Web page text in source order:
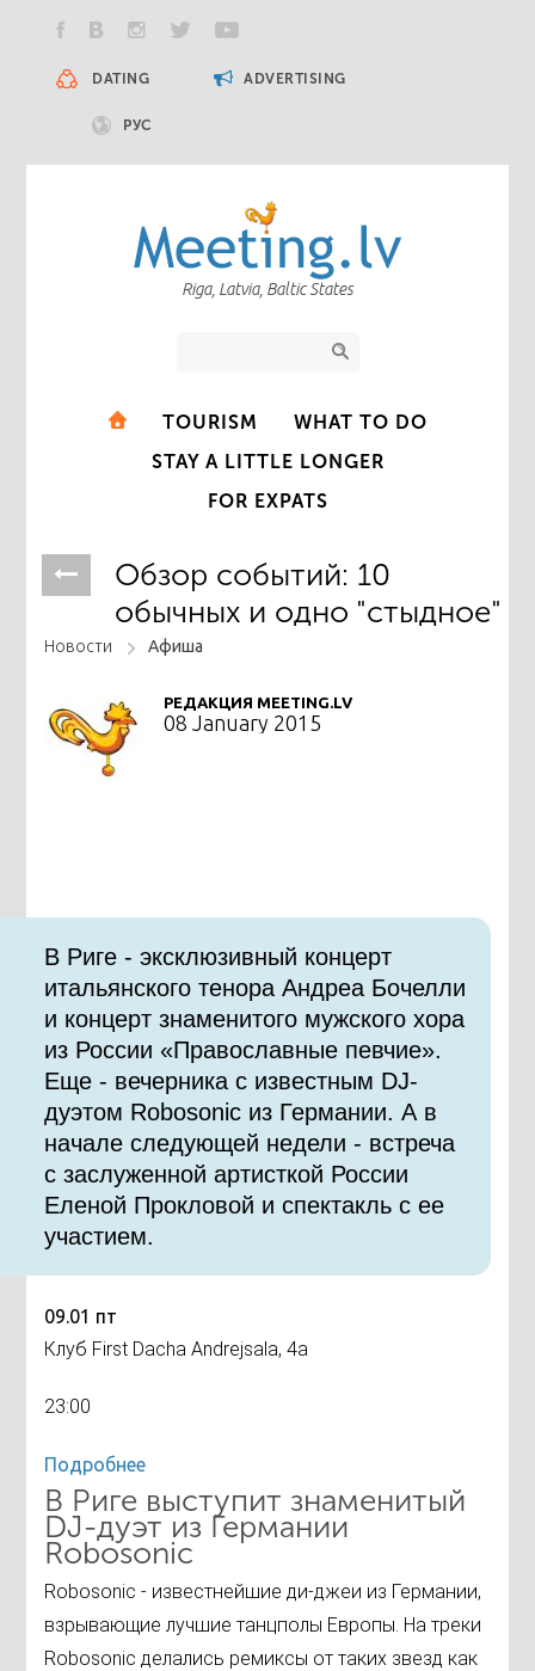
DATING ADVERTISING
РУС
Riga, Latvia, Baltic States
TOURISM
WHAT TO DO
STAY A LITTLE LONGER
FOR EXPATS
Обзор событий: 10
обычных и одно "стыдное"
Новости Афиша
РЕДАКЦИЯ MEETING.LV
08 January 2015
В Риге - эксклюзивный концерт
итальянского тенора Андреа Бочелли
и концерт знаменитого мужского хора
из России «Православные певчие».
Еще - вечерника с известным DJ-
дуэтом Robosonic из Германии. А в
начале следующей недели - встреча
с заслуженной артисткой России
Еленой Прокловой и спектакль с ее
участием.
09.01 пт
Клуб First Dacha Andrejsala, 4а
23:00
Подробнее
В Риге выступит знаменитый
DJ-дуэт из Германии
Robosonic
Robosonic - известнейшие ди-джеи из Германии,
взрывающие лучшие танцполы Европы. На треки
Robosonic делались ремиксы от таких звезд как